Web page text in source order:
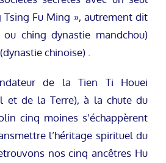
Tsing Fu Ming », autrement dit
ching dynastie mandchou)
chinoise) .
de la Tien Ti Houei
et de la Terre), à la chute du
cinq moines s’échappèrent
l’héritage spirituel du
nos cinq ancêtres Hu